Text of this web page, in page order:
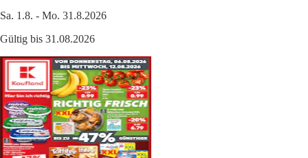
Sa. 1.8. - Mo. 31.8.2026
Gültig bis 31.08.2026